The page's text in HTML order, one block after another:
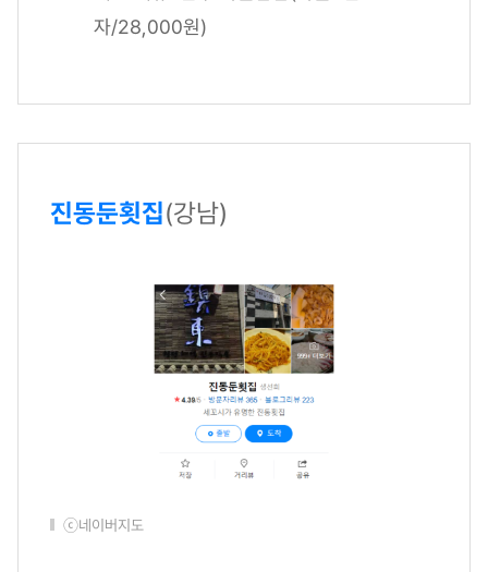
자/28,000원)
진동둔횟집(강남)
ⓒ네이버지도